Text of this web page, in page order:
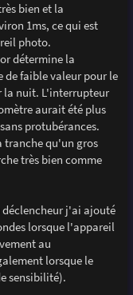
bien et la
1ms, ce qui est
photo.
détermine la
de faible valeur pour le
la nuit. L'interrupteur
aurait été plus
protubérances.
tranche qu'un gros
très bien comme
j'ai ajouté
lorsque l'appareil
au
lorsque le
sensibilité).